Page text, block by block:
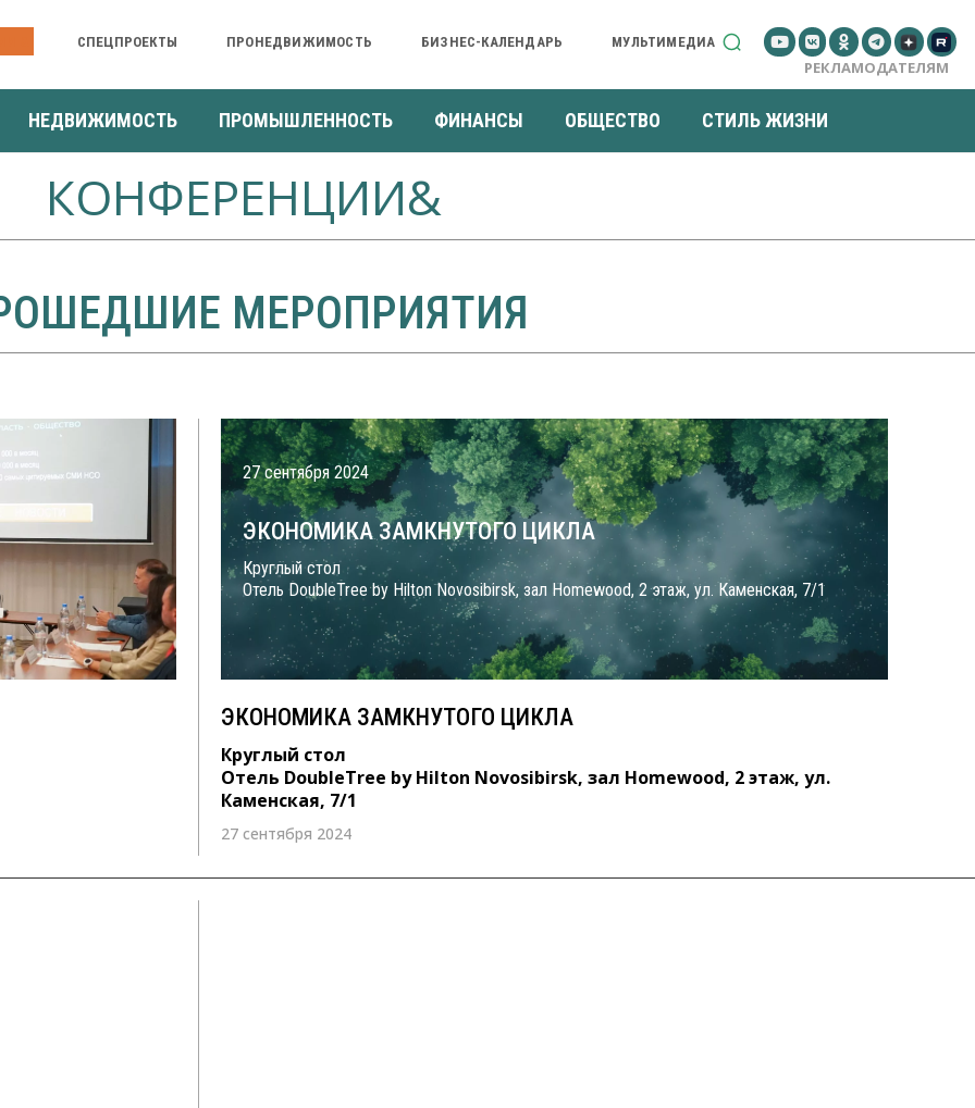
СПЕЦПРОЕКТЫ ПРОНЕДВИЖИМОСТЬ БИЗНЕС-КАЛЕНДАРЬ МУЛЬТИМЕДИА
РЕКЛАМОДАТЕЛЯМ
НЕДВИЖИМОСТЬ ПРОМЫШЛЕННОСТЬ ФИНАНСЫ ОБЩЕСТВО СТИЛЬ ЖИЗНИ
КОНФЕРЕНЦИИ&
МЕРОПРИЯТИЯ
27 сентября 2024
ЭКОНОМИКА ЗАМКНУТОГО ЦИКЛА
Круглый стол
Отель DoubleTree by Hilton Novosibirsk, зал Homewood, 2 этаж, ул. Каменская, 7/1
ЭКОНОМИКА ЗАМКНУТОГО ЦИКЛА
Круглый стол
Отель DoubleTree by Hilton Novosibirsk, зал Homewood, 2 этаж, ул.
Каменская, 7/1
27 сентября 2024